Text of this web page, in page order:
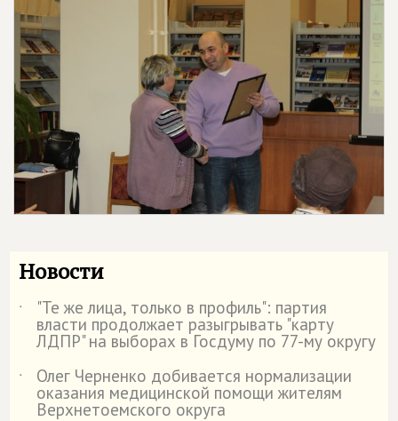
Новости
˙ "Те же лица, только в профиль": партия
власти продолжает разыгрывать "карту
ЛДПР" на выборах в Госдуму по 77-му округу
˙
Олег Черненко добивается нормализации
оказания медицинской помощи жителям
Верхнетоемского округа